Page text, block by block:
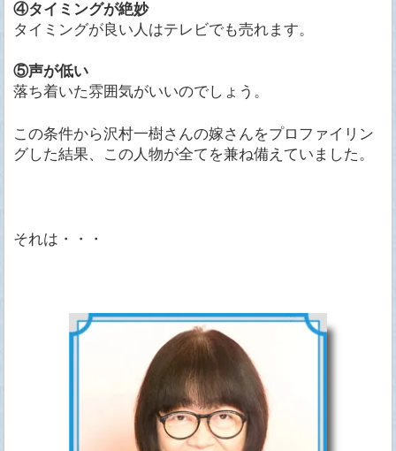
④タイミングが絶妙
タイミングが良い人はテレビでも売れます。
⑤声が低い
落ち着いた雰囲気がいいのでしょう。
この条件から沢村一樹さんの嫁さんをプロファイリン
グした結果、この人物が全てを兼ね備えていました。
それは・・・